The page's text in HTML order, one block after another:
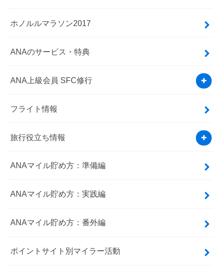
ホノルルマラソン2017
ANAのサービス・特典
ANA上級会員 SFC修行
フライト情報
旅行役立ち情報
ANAマイル貯め方：準備編
ANAマイル貯め方：実践編
ANAマイル貯め方：番外編
ポイントサイト別マイラー活動